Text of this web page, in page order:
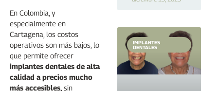
IMPLANTES
DENTALES
En Colombia, y
especialmente en
Cartagena, los costos
operativos son más bajos, lo
que permite ofrecer
implantes dentales de alta
calidad a precios mucho
más accesibles, sin